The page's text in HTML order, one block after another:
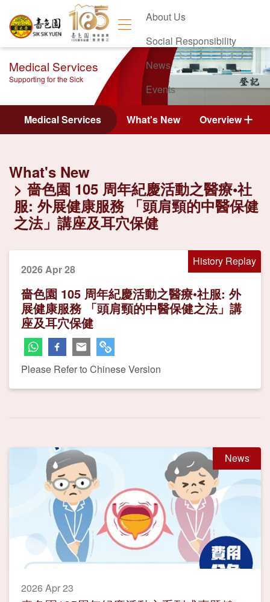
About Us
Social Responsibility
News
Events
Contact Us
Medical Services
Supporting for the Sick
Medical Services What's New Overview
What's New
嗇色園 105 周年紀慶活動之醫療•社
服: 外展健康服務 「頭肩頸的中醫保健
之法」講座及耳穴保健
History Replay
2026 Apr 28
嗇色園 105 周年紀慶活動之醫療•社服: 外
展健康服務 「頭肩頸的中醫保健之法」講
座及耳穴保健
Please Refer to Chinese Version
News
2026 Apr 23